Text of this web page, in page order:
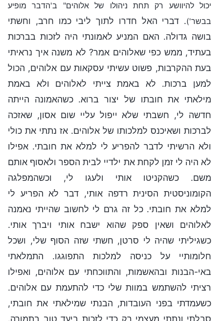
יכול להיוושע רק תחת ניהולו של אלוהים" ב'הדבר מופיע
בבשר'). דברי האל חדרו לתוך ליבי כמו חרב, וחשתי
בושה גדולה. האם המניע לאמונתי היה לזכות בברכות
בעתיד, ממש כפי שאלוהים אמר? לא משנה איך נראיתי
בעת ההקרבות, פשוט עשיתי עסקאות עם אלוהים, הכול
למען ברכות. לא באמת צייתי לאלוהים ולא באמת
מילאתי את חובתו של יצור ברוא. כשהאמונה הייתה
חדשה לי, חשבתי שלא ייפול עליי שום אסון, שאזכה
לברכות ושאיכנס למלכותו של אלוהים. אז נתתי את כולי
ולא הרשיתי לדבר להפריע לי למלא את חובתי. אפילו
לא היה לי זמן לקחת את ילדיי לבית הספר ולאסוף אותם
משם. כשהקניטו אותי ולעגו לי, וכשהמפלגה
הקומוניסטית הסינית רדפה אותי, דבר לא הפריע לי
למלא את חובתי. כל זה גרם לי לחשוב שהייתי נאמנה
לאלוהים ושאין ספק שהוא ישבח אותי ויברך אותי.
כשגיליתי שהיה לי סרטן, חשתי שזה הסוף שלי, ושכל
חלומותיי על כניסה למלכות התפוגגו. התמלאתי
באי-הבנות ובהאשמות, והתווכחתי עם אלוהים, ואפילו
רציתי להשתמש במוות שלי כדי להתעמת עם אלוהים.
כשעמדתי בפני העובדות, הבנתי שמילאתי את חובתי,
סבלתי ונתתי מעצמי רק כדי לזכות ביעד טוב בתמורה.